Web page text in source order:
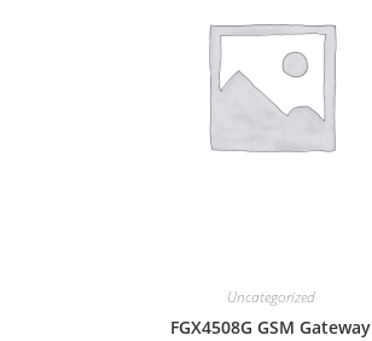
Uncategorized
FGX4508G GSM Gateway